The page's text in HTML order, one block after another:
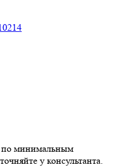
минимальным габаритам.